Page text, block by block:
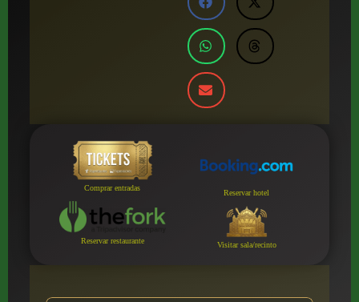
Comprar entradas
Reservar hotel
Reservar restaurante Visitar sala/recinto